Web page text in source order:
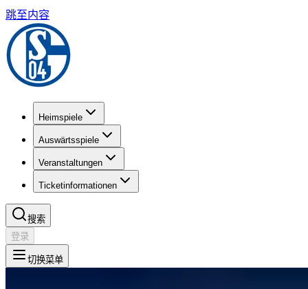
跳至内容
Heimspiele
Auswärtsspiele
Veranstaltungen
Ticketinformationen
搜索
登录
切换菜单